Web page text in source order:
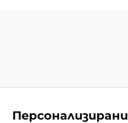
Персонализирани